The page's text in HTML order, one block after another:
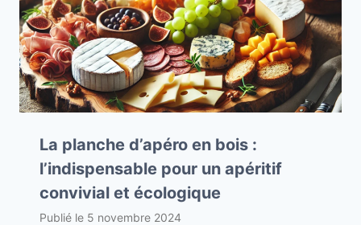
La planche d’apéro en bois :
l’indispensable pour un apéritif
convivial et écologique
Publié le 5 novembre 2024